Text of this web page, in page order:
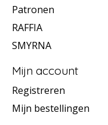
Patronen
RAFFIA
SMYRNA
Mijn account
Registreren
Mijn bestellingen